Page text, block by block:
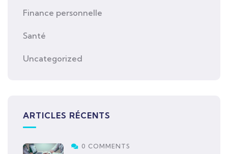
Finance personnelle
Santé
Uncategorized
ARTICLES RÉCENTS
0 COMMENTS